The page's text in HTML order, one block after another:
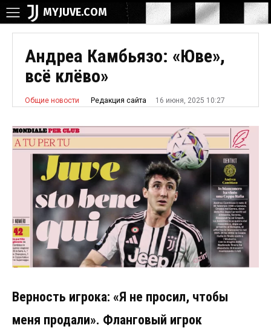
MYJUVE.COM
Андреа Камбьязо: «Юве»,
всё клёво»
Общие новости Редакция сайта 16 июня, 2025 10:27
Верность игрока: «Я не просил, чтобы
меня продали». Фланговый игрок